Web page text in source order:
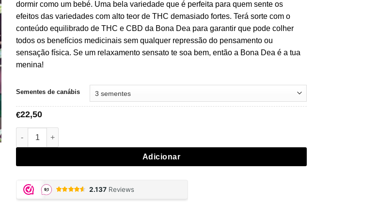
€22,50
a
€30,00
dormir como um bebé. Uma bela variedade que é perfeita para quem sente os
efeitos das variedades com alto teor de THC demasiado fortes. Terá sorte com o
conteúdo equilibrado de THC e CBD da Bona Dea para garantir que pode colher
todos os benefícios medicinais sem qualquer repressão do pensamento ou
sensação física. Se um relaxamento sensato te soa bem, então a Bona Dea é a tua
menina!
Sementes de canábis
€22,50
Quantidade de Bona Dea (CBD+) - Vision Seeds
Adicionar